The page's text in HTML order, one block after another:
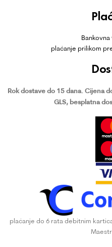
plaćanje prilikom
Rok dostave do 15 dana. Cijena
GLS, besplatna
plaćanje do 6 rata debitnim